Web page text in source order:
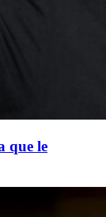
que le